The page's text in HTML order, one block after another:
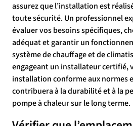
assurez que l’installation est
toute sécurité. Un professionnel
évaluer vos besoins spécifiques,
adéquat et garantir un
système de chauffage et de
engageant un installateur certifié,
installation conforme aux normes
contribuera à la durabilité et à la
pompe à chaleur sur le long terme.